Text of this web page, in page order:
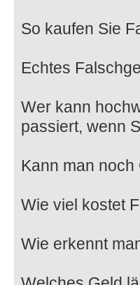
So kaufen Sie
Echtes
Wer kann
passiert, wenn
Kann man
Wie viel kostet
Wie erkennt